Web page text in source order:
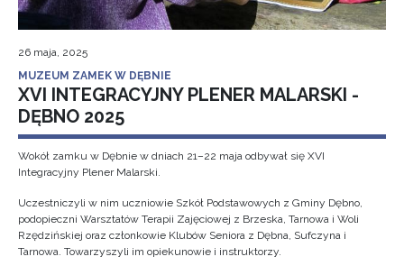
26 maja, 2025
MUZEUM ZAMEK W DĘBNIE
XVI INTEGRACYJNY PLENER MALARSKI -
DĘBNO 2025
Wokół zamku w Dębnie w dniach 21–22 maja odbywał się XVI
Integracyjny Plener Malarski.
Uczestniczyli w nim uczniowie Szkół Podstawowych z Gminy Dębno,
podopieczni Warsztatów Terapii Zajęciowej z Brzeska, Tarnowa i Woli
Rzędzińskiej oraz członkowie Klubów Seniora z Dębna, Sufczyna i
Tarnowa. Towarzyszyli im opiekunowie i instruktorzy.